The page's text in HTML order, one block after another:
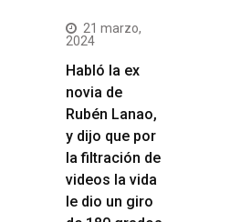
21 marzo,
2024
Habló la ex
novia de
Rubén Lanao,
y dijo que por
la filtración de
videos la vida
le dio un giro